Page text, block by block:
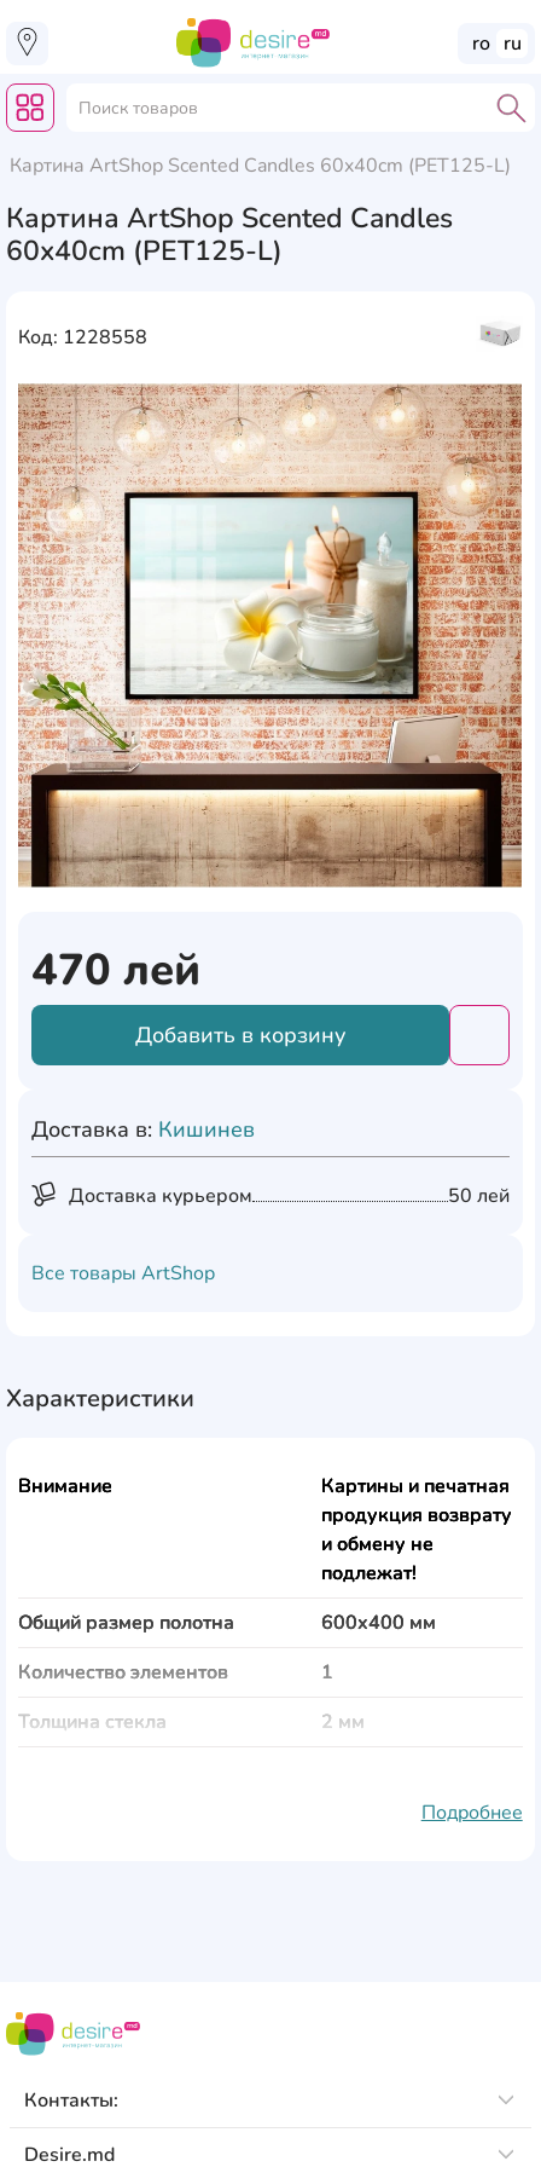
ro ru
Картина ArtShop Scented Candles 60x40cm (PET125-L)
Картина ArtShop Scented Candles
60x40cm (PET125-L)
Код: 1228558
470 лей
Добавить в корзину
Доставка в: Кишинев
Доставка курьером 50 лей
Все товары ArtShop
Характеристики
Внимание
Картины и печатная
продукция возврату
и обмену не
подлежат!
Общий размер полотна
600x400 мм
Количество элементов
1
Толщина стекла
2 мм
Особенности
Подробнее
Контакты:
Desire.md